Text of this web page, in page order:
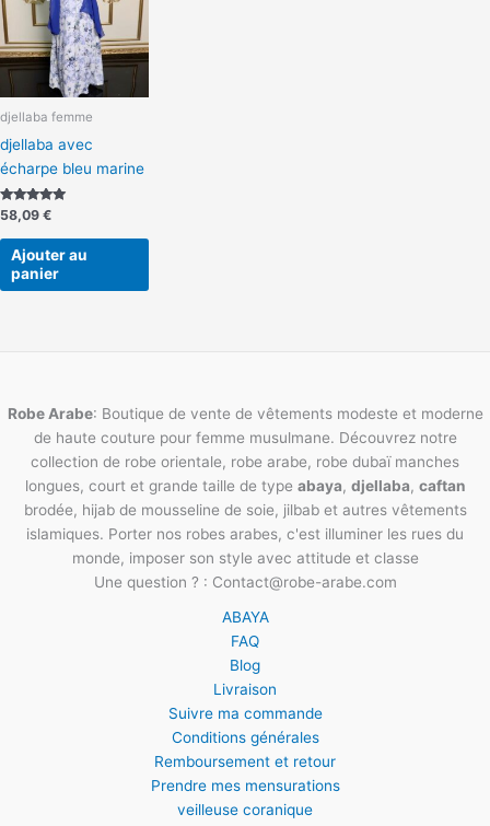
djellaba femme
djellaba avec
écharpe bleu marine
Note
5.00
sur 5
58,09 €
Ajouter au
panier
Robe Arabe: Boutique de vente de vêtements modeste et moderne
de haute couture pour femme musulmane. Découvrez notre
collection de robe orientale, robe arabe, robe dubaï manches
longues, court et grande taille de type abaya, djellaba, caftan
brodée, hijab de mousseline de soie, jilbab et autres vêtements
islamiques. Porter nos robes arabes, c'est illuminer les rues du
monde, imposer son style avec attitude et classe
Une question ? : Contact@robe-arabe.com
ABAYA
FAQ
Blog
Livraison
Suivre ma commande
Conditions générales
Remboursement et retour
Prendre mes mensurations
veilleuse coranique